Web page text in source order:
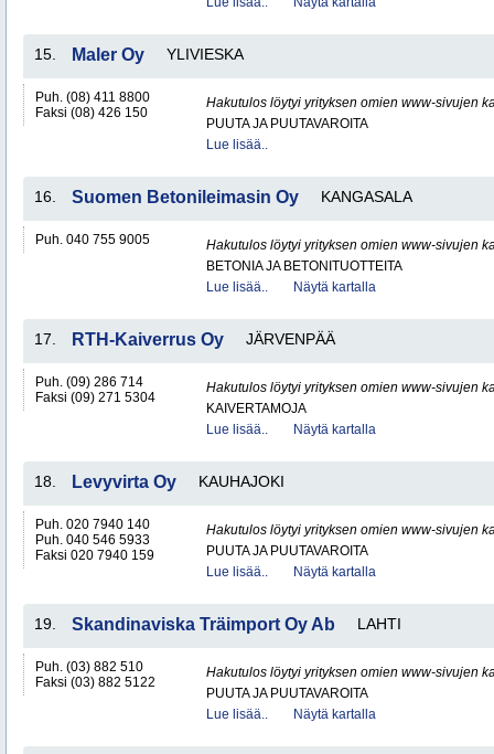
15. Maler Oy YLIVIESKA
Puh. (08) 411 8800
Faksi (08) 426 150
Hakutulos löytyi yrityksen omien www-sivujen
PUUTA JA PUUTAVAROITA
Lue lisää..
16. Suomen Betonileimasin Oy KANGASALA
Puh. 040 755 9005
Hakutulos löytyi yrityksen omien www-sivujen
BETONIA JA BETONITUOTTEITA
Lue lisää..
Näytä kartalla
17. RTH-Kaiverrus Oy JÄRVENPÄÄ
Puh. (09) 286 714
Faksi (09) 271 5304
Hakutulos löytyi yrityksen omien www-sivujen
KAIVERTAMOJA
Lue lisää..
Näytä kartalla
18. Levyvirta Oy KAUHAJOKI
Puh. 020 7940 140
Puh. 040 546 5933
Faksi 020 7940 159
Hakutulos löytyi yrityksen omien www-sivujen
PUUTA JA PUUTAVAROITA
Lue lisää..
Näytä kartalla
19. Skandinaviska Träimport Oy Ab LAHTI
Puh. (03) 882 510
Faksi (03) 882 5122
Hakutulos löytyi yrityksen omien www-sivujen
PUUTA JA PUUTAVAROITA
Lue lisää..
Näytä kartalla